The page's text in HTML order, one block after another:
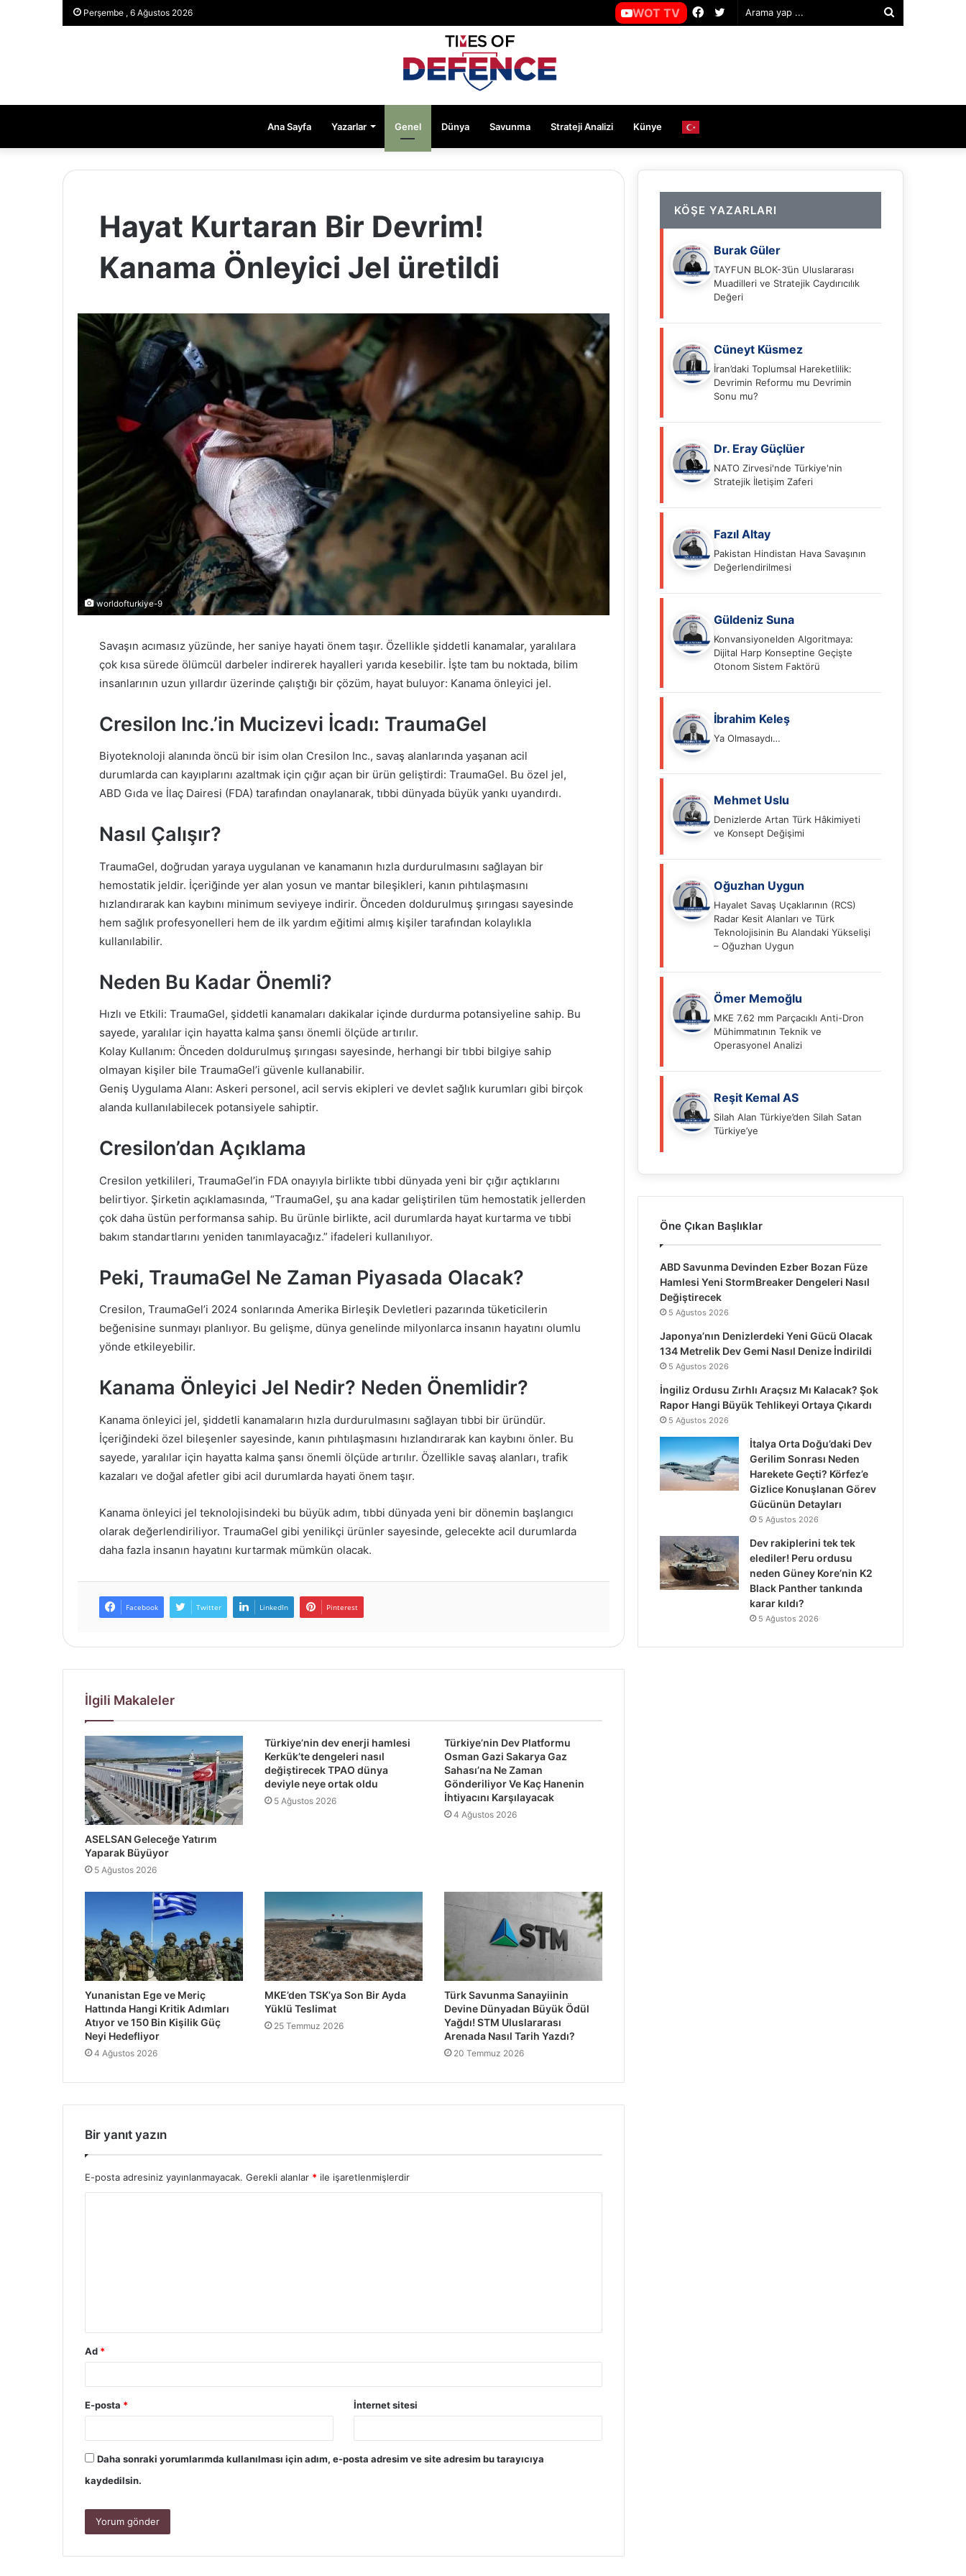
Perşembe , 6 Ağustos 2026 Twitter
Facebook
WOT TV
Ana Sayfa Yazarlar Genel Dünya Savunma Strateji Analizi Künye
Hayat Kurtaran Bir Devrim!
Kanama Önleyici Jel üretildi
worldofturkiye-9
Savaşın acımasız yüzünde, her saniye hayati önem taşır. Özellikle şiddetli kanamalar, yaralılara
çok kısa sürede ölümcül darbeler indirerek hayalleri yarıda kesebilir. İşte tam bu noktada, bilim
insanlarının uzun yıllardır üzerinde çalıştığı bir çözüm, hayat buluyor: Kanama önleyici jel.
Cresilon Inc.’in Mucizevi İcadı: TraumaGel
Biyoteknoloji alanında öncü bir isim olan Cresilon Inc., savaş alanlarında yaşanan acil
durumlarda can kayıplarını azaltmak için çığır açan bir ürün geliştirdi: TraumaGel. Bu özel jel,
ABD Gıda ve İlaç Dairesi (FDA) tarafından onaylanarak, tıbbi dünyada büyük yankı uyandırdı.
Nasıl Çalışır?
TraumaGel, doğrudan yaraya uygulanan ve kanamanın hızla durdurulmasını sağlayan bir
hemostatik jeldir. İçeriğinde yer alan yosun ve mantar bileşikleri, kanın pıhtılaşmasını
hızlandırarak kan kaybını minimum seviyeye indirir. Önceden doldurulmuş şırıngası sayesinde
hem sağlık profesyonelleri hem de ilk yardım eğitimi almış kişiler tarafından kolaylıkla
kullanılabilir.
Neden Bu Kadar Önemli?
Hızlı ve Etkili: TraumaGel, şiddetli kanamaları dakikalar içinde durdurma potansiyeline sahip. Bu
sayede, yaralılar için hayatta kalma şansı önemli ölçüde artırılır.
Kolay Kullanım: Önceden doldurulmuş şırıngası sayesinde, herhangi bir tıbbi bilgiye sahip
olmayan kişiler bile TraumaGel’i güvenle kullanabilir.
Geniş Uygulama Alanı: Askeri personel, acil servis ekipleri ve devlet sağlık kurumları gibi birçok
alanda kullanılabilecek potansiyele sahiptir.
Cresilon’dan Açıklama
Cresilon yetkilileri, TraumaGel’in FDA onayıyla birlikte tıbbi dünyada yeni bir çığır açtıklarını
belirtiyor. Şirketin açıklamasında, “TraumaGel, şu ana kadar geliştirilen tüm hemostatik jellerden
çok daha üstün performansa sahip. Bu ürünle birlikte, acil durumlarda hayat kurtarma ve tıbbi
bakım standartlarını yeniden tanımlayacağız.” ifadeleri kullanılıyor.
Peki, TraumaGel Ne Zaman Piyasada Olacak?
Cresilon, TraumaGel’i 2024 sonlarında Amerika Birleşik Devletleri pazarında tüketicilerin
beğenisine sunmayı planlıyor. Bu gelişme, dünya genelinde milyonlarca insanın hayatını olumlu
yönde etkileyebilir.
Kanama Önleyici Jel Nedir? Neden Önemlidir?
Kanama önleyici jel, şiddetli kanamaların hızla durdurulmasını sağlayan tıbbi bir üründür.
İçeriğindeki özel bileşenler sayesinde, kanın pıhtılaşmasını hızlandırarak kan kaybını önler. Bu
sayede, yaralılar için hayatta kalma şansı önemli ölçüde artırılır. Özellikle savaş alanları, trafik
kazaları ve doğal afetler gibi acil durumlarda hayati önem taşır.
Kanama önleyici jel teknolojisindeki bu büyük adım, tıbbi dünyada yeni bir dönemin başlangıcı
olarak değerlendiriliyor. TraumaGel gibi yenilikçi ürünler sayesinde, gelecekte acil durumlarda
daha fazla insanın hayatını kurtarmak mümkün olacak.
Facebook Twitter LinkedIn Pinterest
İlgili Makaleler
ASELSAN Geleceğe Yatırım
Yaparak Büyüyor
5 Ağustos 2026
Türkiye’nin dev enerji hamlesi
Kerkük’te dengeleri nasıl
değiştirecek TPAO dünya
deviyle neye ortak oldu
5 Ağustos 2026
Türkiye’nin Dev Platformu
Osman Gazi Sakarya Gaz
Sahası’na Ne Zaman
Gönderiliyor Ve Kaç Hanenin
İhtiyacını Karşılayacak
4 Ağustos 2026
Yunanistan Ege ve Meriç
Hattında Hangi Kritik Adımları
Atıyor ve 150 Bin Kişilik Güç
Neyi Hedefliyor
4 Ağustos 2026
MKE’den TSK’ya Son Bir Ayda
Yüklü Teslimat
25 Temmuz 2026
Türk Savunma Sanayiinin
Devine Dünyadan Büyük Ödül
Yağdı! STM Uluslararası
Arenada Nasıl Tarih Yazdı?
20 Temmuz 2026
Bir yanıt yazın
E-posta adresiniz yayınlanmayacak. Gerekli alanlar * ile işaretlenmişlerdir
Ad *
E-posta * İnternet sitesi
Daha sonraki yorumlarımda kullanılması için adım, e-posta adresim ve site adresim bu tarayıcıya
kaydedilsin.
KÖŞE YAZARLARI
Burak Güler
TAYFUN BLOK-3’ün Uluslararası
Muadilleri ve Stratejik Caydırıcılık
Değeri
Cüneyt Küsmez
İran’daki Toplumsal Hareketlilik:
Devrimin Reformu mu Devrimin
Sonu mu?
Dr. Eray Güçlüer
NATO Zirvesi'nde Türkiye'nin
Stratejik İletişim Zaferi
Fazıl Altay
Pakistan Hindistan Hava Savaşının
Değerlendirilmesi
Güldeniz Suna
Konvansiyonelden Algoritmaya:
Dijital Harp Konseptine Geçişte
Otonom Sistem Faktörü
İbrahim Keleş
Ya Olmasaydı…
Mehmet Uslu
Denizlerde Artan Türk Hâkimiyeti
ve Konsept Değişimi
Oğuzhan Uygun
Hayalet Savaş Uçaklarının (RCS)
Radar Kesit Alanları ve Türk
Teknolojisinin Bu Alandaki Yükselişi
– Oğuzhan Uygun
Ömer Memoğlu
MKE 7.62 mm Parçacıklı Anti-Dron
Mühimmatının Teknik ve
Operasyonel Analizi
Reşit Kemal AS
Silah Alan Türkiye’den Silah Satan
Türkiye’ye
Öne Çıkan Başlıklar
ABD Savunma Devinden Ezber Bozan Füze
Hamlesi Yeni StormBreaker Dengeleri Nasıl
Değiştirecek
5 Ağustos 2026
Japonya’nın Denizlerdeki Yeni Gücü Olacak
134 Metrelik Dev Gemi Nasıl Denize İndirildi
5 Ağustos 2026
İngiliz Ordusu Zırhlı Araçsız Mı Kalacak? Şok
Rapor Hangi Büyük Tehlikeyi Ortaya Çıkardı
5 Ağustos 2026
İtalya Orta Doğu’daki Dev
Gerilim Sonrası Neden
Harekete Geçti? Körfez’e
Gizlice Konuşlanan Görev
Gücünün Detayları
5 Ağustos 2026
Dev rakiplerini tek tek
elediler! Peru ordusu
neden Güney Kore’nin K2
Black Panther tankında
karar kıldı?
5 Ağustos 2026